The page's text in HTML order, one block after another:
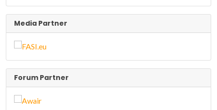
Media Partner
Forum Partner